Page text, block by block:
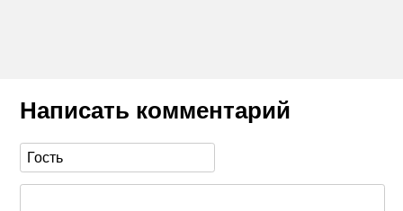
Написать комментарий